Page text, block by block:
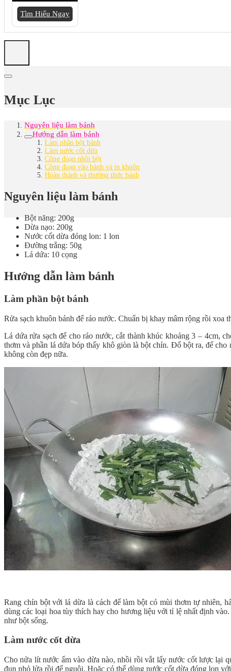
Tìm Hiểu Ngay
Mục Lục
Nguyên liệu làm bánh
Hướng dẫn làm bánh
Làm phần bột bánh
Làm nước cốt dừa
Công đoạn nhồi bột
Công đoạn vào bánh và in khuôn
Hoàn thành và thưởng thức bánh
Nguyên liệu làm bánh
Bột năng: 200g
Dừa nạo: 200g
Nước cốt dừa đóng lon: 1 lon
Đường trắng: 50g
Lá dứa: 10 cọng
Hướng dẫn làm bánh
Làm phần bột bánh
Rửa sạch khuôn bánh để ráo nước. Chuẩn bị khay mâm rộng rồi xoa
Lá dứa rửa sạch để cho ráo nước, cắt thành khúc khoảng 3 – 4cm,
thơm và phần lá dứa bóp thấy khô giòn là bột chín. Đổ bột ra, để
không còn đẹp nữa.
Rang chín bột với lá dừa là cách để làm bột có mùi thơm tự nhiên,
dùng các loại hoa tùy thích hay cho hương liệu với tỉ lệ nhất định
như bột sống.
Làm nước cốt dừa
Cho nửa lít nước ấm vào dừa nào, nhồi rồi vắt lấy nước cốt lược lại
đun nhỏ lửa rồi để nguội. Hoặc có thể dùng nước cốt dừa đóng lon